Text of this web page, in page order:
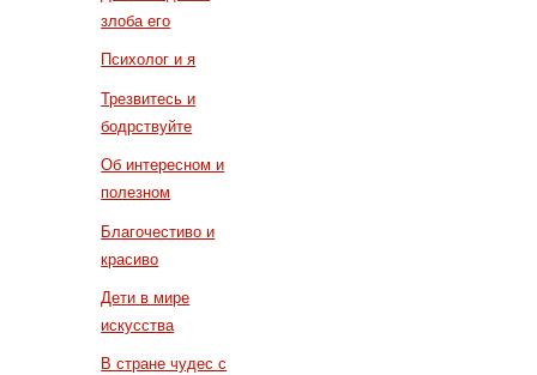
злоба его
Психолог и я
Трезвитесь и
бодрствуйте
Об интересном и
полезном
Благочестиво и
красиво
Дети в мире
искусства
В стране чудес с